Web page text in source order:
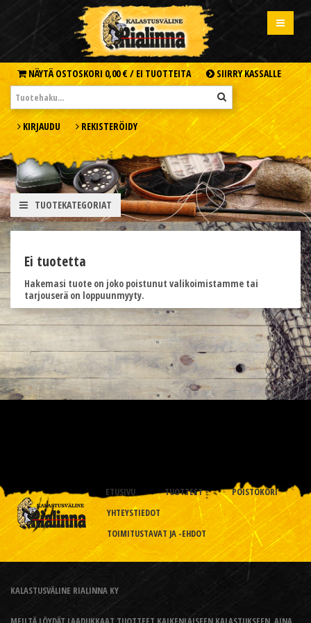
NÄYTÄ OSTOSKORI 0,00 € / EI TUOTTEITA SIIRRY KASSALLE
KIRJAUDU REKISTERÖIDY
TUOTEKATEGORIAT
Ei tuotetta
Hakemasi tuote on joko poistunut valikoimistamme tai
tarjouserä on loppuunmyyty.
ETUSIVU TUOTTEET
POISTOKORI
YHTEYSTIEDOT
TOIMITUSTAVAT JA -EHDOT
KALASTUSVÄLINE RIALINNA KY